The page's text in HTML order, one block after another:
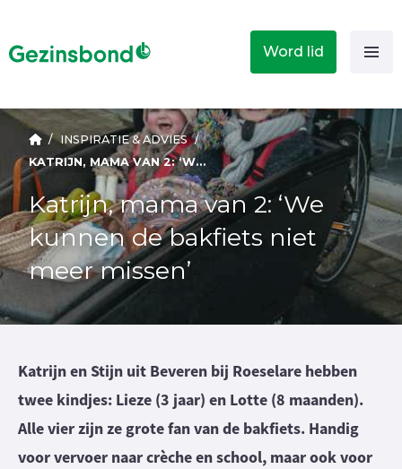
Word lid
/ INSPIRATIE & ADVIES /
KATRIJN, MAMA VAN 2: ‘WE KUNNEN DE BAKFIETS NIET MEER MISSEN’
Katrijn, mama van 2: ‘We
kunnen de bakfiets niet
meer missen’
Katrijn en Stijn uit Beveren bij Roeselare hebben
twee kindjes: Lieze (3 jaar) en Lotte (8 maanden).
Alle vier zijn ze grote fan van de bakfiets. Handig
voor vervoer naar crèche en school, maar ook voor